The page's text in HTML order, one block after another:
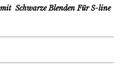
Schwarze Blenden Für S-line